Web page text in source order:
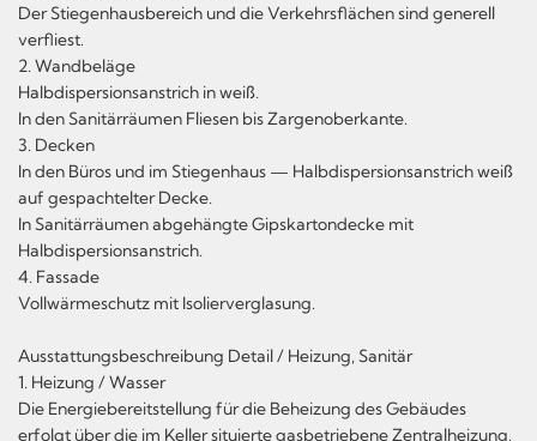
Der Stiegenhausbereich und die Verkehrsflächen sind generell
verfliest.
2. Wandbeläge
Halbdispersionsanstrich in weiß.
In den Sanitärräumen Fliesen bis Zargenoberkante.
3. Decken
In den Büros und im Stiegenhaus — Halbdispersionsanstrich weiß
auf gespachtelter Decke.
In Sanitärräumen abgehängte Gipskartondecke mit
Halbdispersionsanstrich.
4. Fassade
Vollwärmeschutz mit Isolierverglasung.
Ausstattungsbeschreibung Detail / Heizung, Sanitär
1. Heizung / Wasser
Die Energiebereitstellung für die Beheizung des Gebäudes
erfolgt über die im Keller situierte gasbetriebene Zentralheizung.